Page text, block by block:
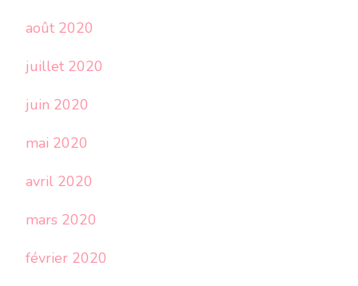
août 2020
juillet 2020
juin 2020
mai 2020
avril 2020
mars 2020
février 2020